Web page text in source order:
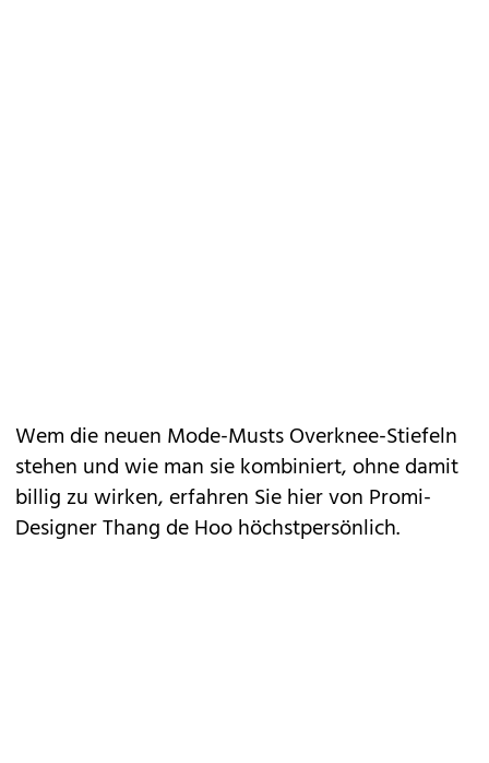
Wem die neuen Mode-Musts Overknee-Stiefeln
stehen und wie man sie kombiniert, ohne damit
billig zu wirken, erfahren Sie hier von Promi-
Designer Thang de Hoo höchstpersönlich.